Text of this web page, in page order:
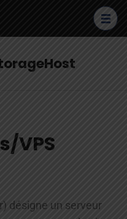
VPS
désigne un serveur